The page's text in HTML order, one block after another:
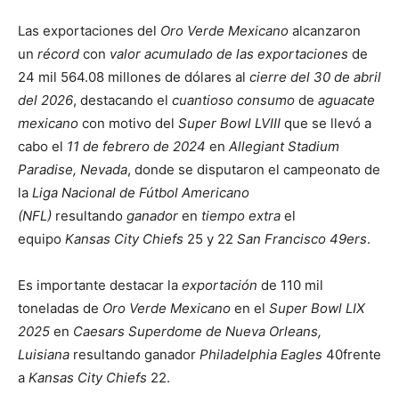
Las exportaciones del Oro Verde Mexicano alcanzaron
un récord con valor acumulado de las exportaciones de
24 mil 564.08 millones de dólares al cierre del 30 de abril
del 2026, destacando el cuantioso consumo de aguacate
mexicano con motivo del Super Bowl LVIII que se llevó a
cabo el 11 de febrero de 2024 en Allegiant Stadium
Paradise, Nevada, donde se disputaron el campeonato de
la Liga Nacional de Fútbol Americano
(NFL) resultando ganador en tiempo extra el
equipo Kansas City Chiefs 25 y 22 San Francisco 49ers.
Es importante destacar la exportación de 110 mil
toneladas de Oro Verde Mexicano en el Super Bowl LIX
2025 en Caesars Superdome de Nueva Orleans,
Luisiana resultando ganador Philadelphia Eagles 40frente
a Kansas City Chiefs 22.